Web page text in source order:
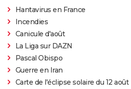
Hantavirus en France
Incendies
Canicule d'août
La Liga sur DAZN
Pascal Obispo
Guerre en Iran
Carte de l'éclipse solaire du 12 août